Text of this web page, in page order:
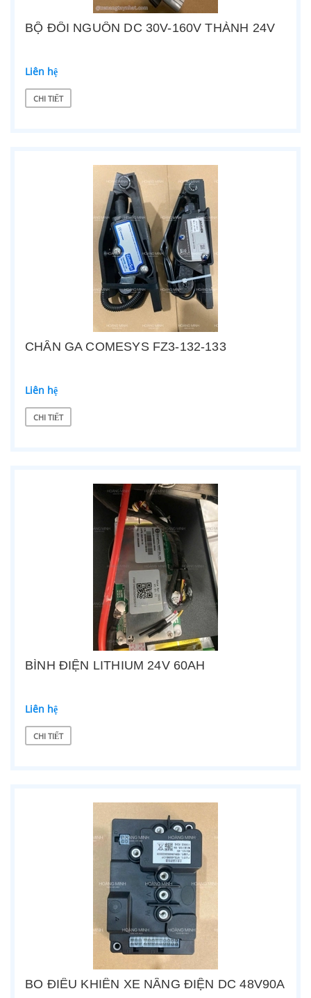
BỘ ĐỔI NGUỒN DC 30V-160V THÀNH 24V
Liên hệ
CHI TIẾT
CHÂN GA COMESYS FZ3-132-133
Liên hệ
CHI TIẾT
BÌNH ĐIỆN LITHIUM 24V 60AH
Liên hệ
CHI TIẾT
BO ĐIỀU KHIỂN XE NÂNG ĐIỆN DC 48V90A